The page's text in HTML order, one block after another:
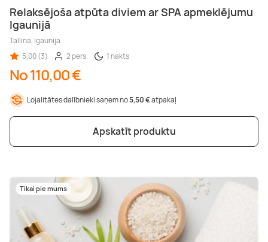
Relaksējoša atpūta diviem ar SPA apmeklējumu
Igaunijā
Tallina, Igaunija
5,00 (3)
2 pers. 1 nakts
No 110,00 €
Lojalitātes dalībnieki saņem no5,50 €atpakaļ
Apskatīt produktu
Tikai pie mums